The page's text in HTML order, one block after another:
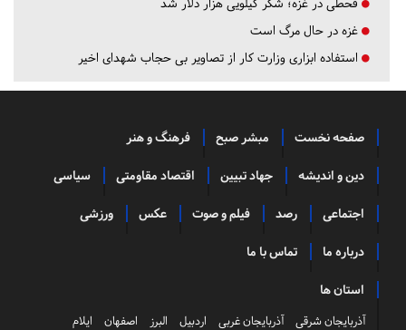
غزه در حال مرگ است
استفاده ابزاری وزارت کار از تصاویر بی حجاب شهدای اخیر
صفحه نخست مبشر صبح فرهنگ و هنر
دین و اندیشه جهاد تبیین اقتصاد مقاومتی سیاسی
اجتماعی رصد فیلم و صوت عکس ورزشی
درباره ما تماس با ما
استان ها
آذربایجان شرقی آذربایجان غربی اردبیل البرز اصفهان
ایلام